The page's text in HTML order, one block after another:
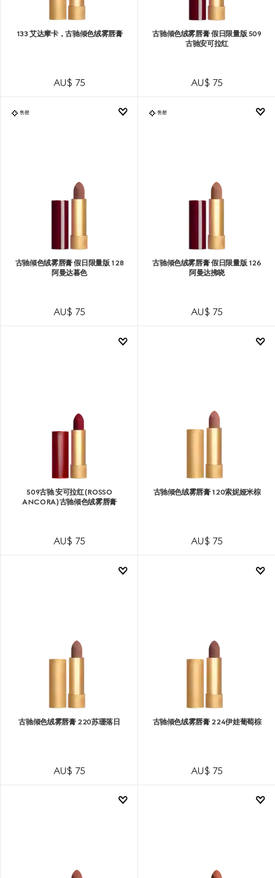
133 艾达摩卡，古驰倾色绒雾唇膏
AU$ 75
古驰倾色绒雾唇膏 假日限量版 509
古驰安可拉红
AU$ 75
售罄
古驰倾色绒雾唇膏 假日限量版 128
阿曼达暮色
AU$ 75
售罄
古驰倾色绒雾唇膏 假日限量版 126
阿曼达拂晓
AU$ 75
509古驰 安可拉红(ROSSO
ANCORA)古驰倾色绒雾唇膏
AU$ 75
古驰倾色绒雾唇膏 120索妮娅米棕
AU$ 75
古驰倾色绒雾唇膏 220苏珊落日
AU$ 75
古驰倾色绒雾唇膏 224伊娃葡萄棕
AU$ 75